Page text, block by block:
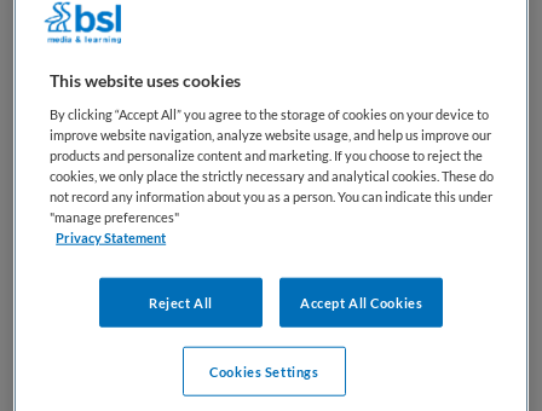
Senior
Vacature niet beschikbaar
Deze vacature Adviseur inzetbaarheid bij Martini
Ziekenhuis is niet meer actueel. Hieronder staan enkele
vergelijkbare vacatures die voor u wellicht interessant zijn.
Wij zijn een groot topklinisch opleidingsziekenhuis. Daar
This website uses cookies
By clicking “Accept All” you agree to the storage of cookies on your device to
improve website navigation, analyze website usage, and help us improve our
products and personalize content and marketing. If you choose to reject the
cookies, we only place the strictly necessary and analytical cookies. These do
not record any information about you as a person. You can indicate this under
"manage preferences"
Privacy Statement
Reject All Accept All Cookies
Cookies Settings